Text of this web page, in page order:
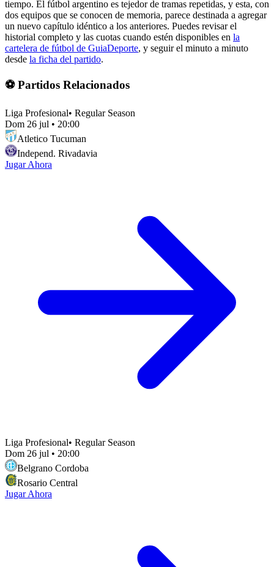
tiempo. El fútbol argentino es tejedor de tramas repetidas, y esta, con
dos equipos que se conocen de memoria, parece destinada a agregar
un nuevo capítulo idéntico a los anteriores. Puedes revisar el
historial completo y las cuotas cuando estén disponibles en la
cartelera de fútbol de GuiaDeporte, y seguir el minuto a minuto
desde la ficha del partido.
⚽ Partidos Relacionados
Liga Profesional• Regular Season
Dom 26 jul • 20:00
Atletico Tucuman
Independ. Rivadavia
Jugar Ahora
Liga Profesional• Regular Season
Dom 26 jul • 20:00
Belgrano Cordoba
Rosario Central
Jugar Ahora